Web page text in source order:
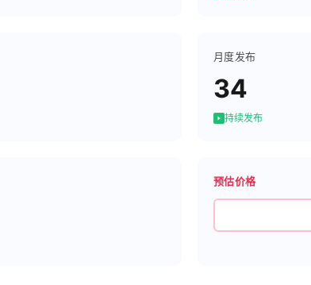
月度发布
34
持续发布
预估价格